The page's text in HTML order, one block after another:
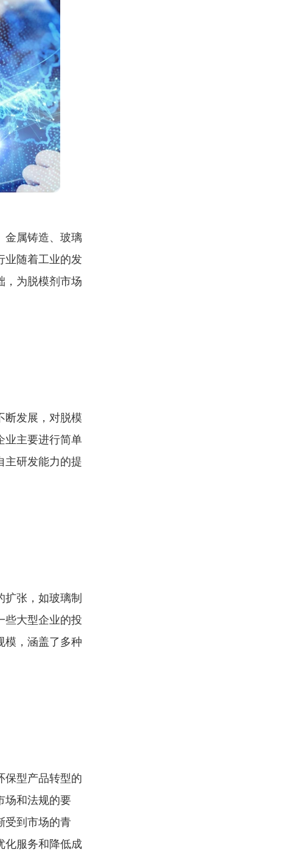
金属铸造、玻璃
业随着工业的发
，为脱模剂市场
断发展，对脱模
业主要进行简单
主研发能力的提
张，如玻璃制
些大型企业的投
模，涵盖了多种
保型产品转型的
场和法规的要
受到市场的青
化服务和降低成